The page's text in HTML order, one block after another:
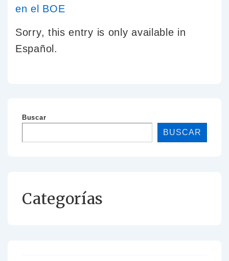
Sorry, this entry is only available in
Español.
Buscar
BUSCAR
Categorías